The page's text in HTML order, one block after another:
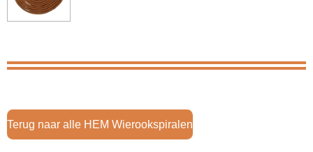
Terug naar alle HEM Wierookspiralen